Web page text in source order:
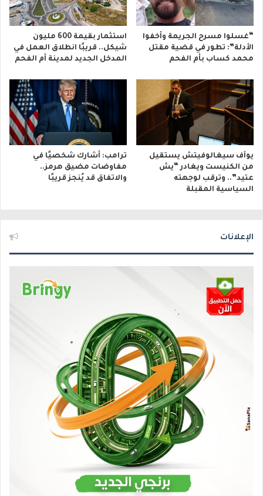
“غسلوا مسرح الجريمة وأخفوا
الأدلة”: تطور في قضية مقتل
محمد كساب بأم الفحم
استثمار بقيمة 600 مليون
شيكل.. قريبًا انطلاق العمل في
المدخل الجديد لمدينة أم الفحم
يوآف سيغالوفيتش يستقيل
من الكنيست ويغادر “يش
عتيد”.. وترقب لوجهته
السياسية المقبلة
ترامب: أشارك شخصيًا في
مفاوضات مضيق هرمز..
والاتفاق قد يُنجز قريبًا
الإعلانات